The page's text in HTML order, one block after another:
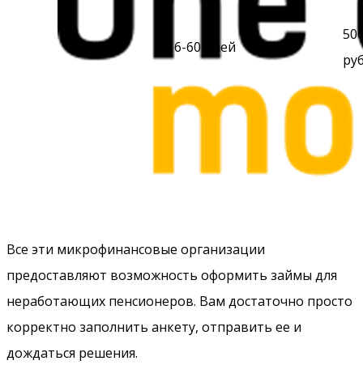
6-60 дней 1%
Все эти микрофинансовые организации
предоставляют возможность оформить займы для
неработающих пенсионеров. Вам достаточно просто
корректно заполнить анкету, отправить ее и
дождаться решения.